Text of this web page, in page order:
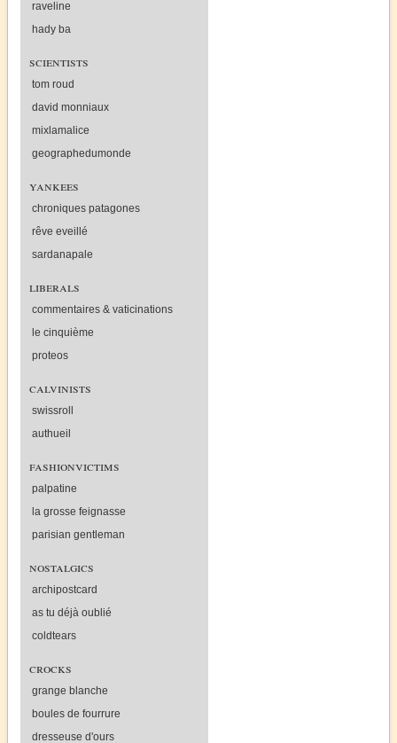
raveline
hady ba
scientists
tom roud
david monniaux
mixlamalice
geographedumonde
yankees
chroniques patagones
rêve eveillé
sardanapale
liberals
commentaires & vaticinations
le cinquième
proteos
calvinists
swissroll
authueil
fashionvictims
palpatine
la grosse feignasse
parisian gentleman
nostalgics
archipostcard
as tu déjà oublié
coldtears
crocks
grange blanche
boules de fourrure
dresseuse d'ours